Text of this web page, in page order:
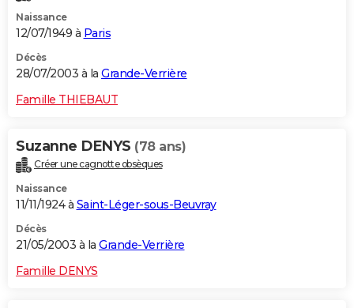
Naissance
12/07/1949 à Paris
Décès
28/07/2003 à la Grande-Verrière
Famille THIEBAUT
Suzanne DENYS (78 ans)
Créer une cagnotte obsèques
Naissance
11/11/1924 à Saint-Léger-sous-Beuvray
Décès
21/05/2003 à la Grande-Verrière
Famille DENYS